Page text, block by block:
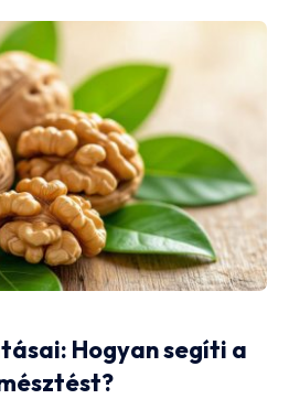
Hogyan segíti a